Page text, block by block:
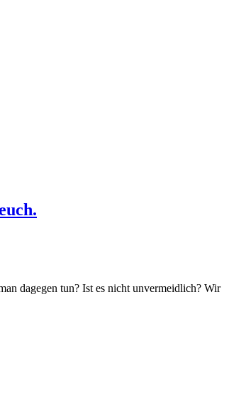
dagegen tun? Ist es nicht unvermeidlich? Wir